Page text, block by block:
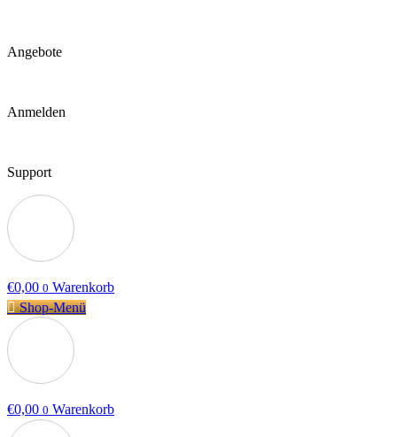
Angebote
Anmelden
Support
€0,00 0 Warenkorb
Shop-Menü
€0,00 0 Warenkorb